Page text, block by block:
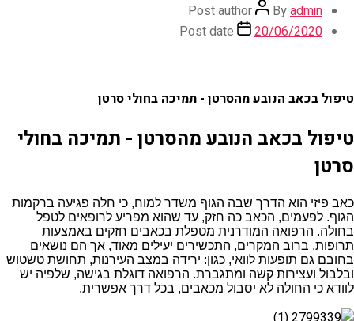
Post author Byadmin
Post date
20/06/2020
טיפול בכאב הנובע מהסרטן - תמיכה בחולי סרטן
טיפול בכאב הנובע מהסרטן - תמיכה בחולי
סרטן
כאב פיזי הוא הדרך שבה הגוף משדר למוח, כי חלה פגיעה ברקמות
הגוף. לפעמים, הכאב כה חזק, עד שהוא מפריע לרופאים לטפל
בחולה. הרפואה המודרנית מטפלת בכאבים חזקים באמצעות
תרופות. ברוב המקרים, התכשירים יעילים מאוד, אך הם נושאים
בחובם גם תופעות לוואי, כגון: ירידה במצב העירנות, תחושת טשטוש
ובלבול ועצירות קשה ומתגברת. הרפואה דוגלת בגישה, שלפיה יש
לוודא כי החולה לא יסבול מכאבים, בכל דרך אפשרית.